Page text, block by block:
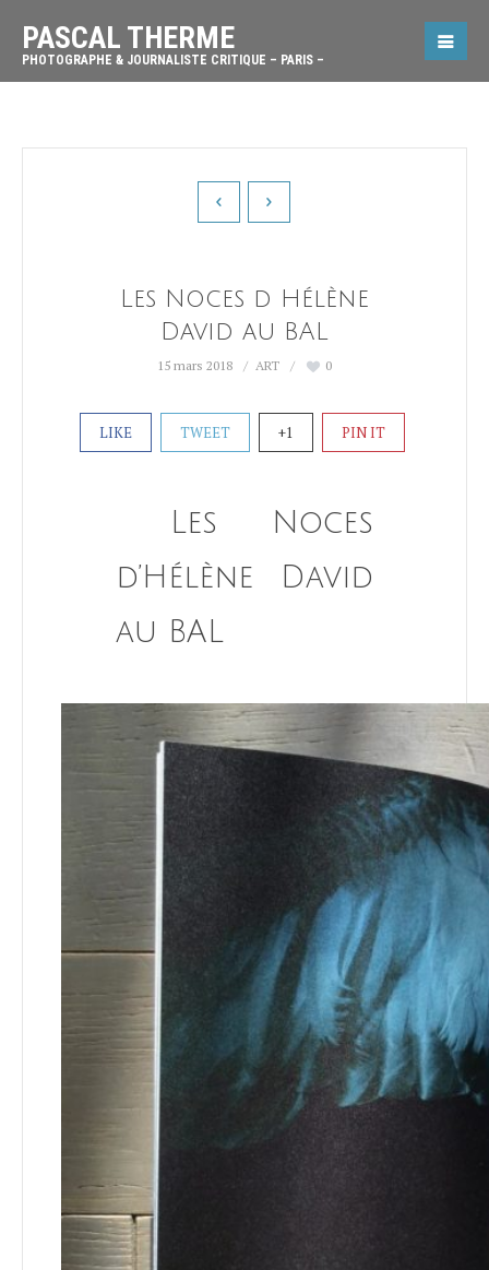
PASCAL THERME
PHOTOGRAPHE & JOURNALISTE CRITIQUE – PARIS –
Les Noces d Hélène
David au BAL
15 mars 2018 ART 0
LIKE TWEET +1 PIN IT
Les Noces
d’Hélène David
au BAL